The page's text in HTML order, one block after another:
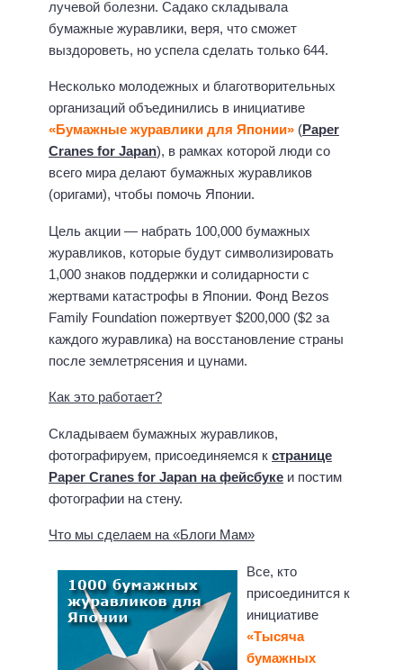
лучевой болезни. Садако складывала
бумажные журавлики, веря, что сможет
выздороветь, но успела сделать только 644.
Несколько молодежных и благотворительных
организаций объединились в инициативе
«Бумажные журавлики для Японии» (Paper
Cranes for Japan), в рамках которой люди со
всего мира делают бумажных журавликов
(оригами), чтобы помочь Японии.
Цель акции — набрать 100,000 бумажных
журавликов, которые будут символизировать
1,000 знаков поддержки и солидарности с
жертвами катастрофы в Японии. Фонд Bezos
Family Foundation пожертвует $200,000 ($2 за
каждого журавлика) на восстановление страны
после землетрясения и цунами.
Как это работает?
Складываем бумажных журавликов,
фотографируем, присоединяемся к странице
Paper Cranes for Japan на фейсбуке и постим
фотографии на стену.
Что мы сделаем на «Блоги Мам»
Все, кто
присоединится к
инициативе
«Тысяча
бумажных